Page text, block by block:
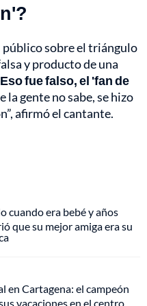
público sobre el triángulo
y producto de una
fue falso, el 'fan de
la gente no sabe, se hizo
afirmó el cantante.
cuando era bebé y años
que su mejor amiga era su
en Cartagena: el campeón
vacaciones en el centro